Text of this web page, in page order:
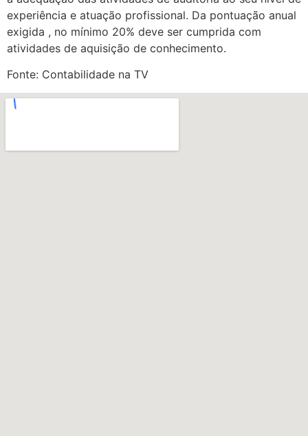
experiência e atuação profissional. Da pontuação anual
exigida , no mínimo 20% deve ser cumprida com
atividades de aquisição de conhecimento.
Fonte: Contabilidade na TV